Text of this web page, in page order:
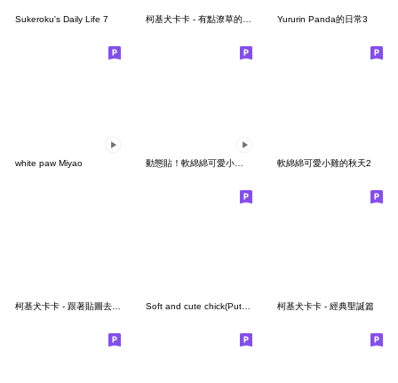
Sukeroku's Daily Life 7 柯基犬卡卡 - 有點潦草的卡娜篇 Yururin Panda的日常3
white paw Miyao 軟綿綿可愛小雞的秋天2
柯基犬卡卡 - 經典聖誕篇